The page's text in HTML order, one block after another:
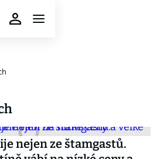
nejen ze štamgastů.